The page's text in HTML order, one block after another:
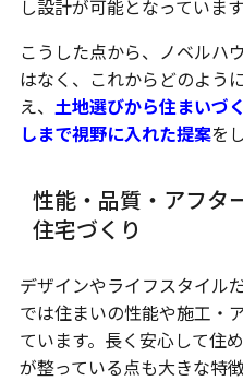
し設計が可能となっています
こうした点から、ノベルハ
はなく、これからどのよう
え、 土地選びから住まいづ
しまで視野に入れた提案を
性能・品質・アフタ
住宅づくり
デザインやライフスタイル
では住まいの性能や施工・
ています。長く安心して住
が整っている点も大きな特徴